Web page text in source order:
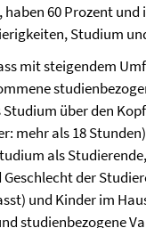
60 Prozent
Studium
mit steigendem
über den
mehr als 18
als
Geschlecht der
und Kinder im
studienbezogene